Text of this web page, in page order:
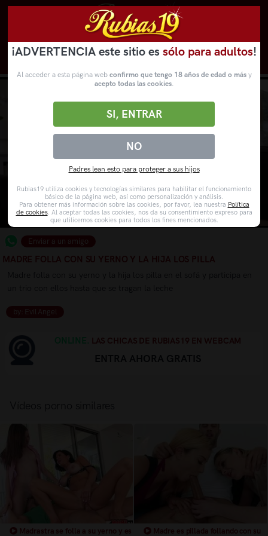
Enviar a un amigo
MADRE FOLLA CON SU YERNO Y LA HIJA LOS PILLA
by: Evil Angel
ONLINE. LAS CHICAS DE RUBIAS19 EN WEBCAM
Madrastra se folla a su yerno y es
Madre es pillada follando con su
¡ADVERTENCIA este sitio es sólo para adultos!
Al acceder a esta página web confirmo que tengo 18 años de edad o másy
acepto todas las cookies.
NO
SI, ENTRAR
Padres lean esto para proteger a sus hijos
Rubias19 utiliza cookies y tecnologías similares para habilitar el funcionamiento
básico de la página web, así como personalización y análisis.
Para obtener más información sobre las cookies, por favor, lea nuestra Política
de cookies. Al aceptar todas las cookies, nos da su consentimiento expreso para
que utilicemos cookies para todos los fines mencionados.